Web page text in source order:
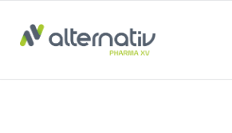
Aller
contenu